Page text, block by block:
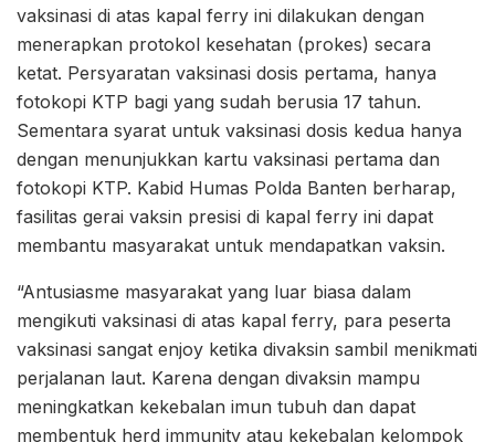
vaksinasi di atas kapal ferry ini dilakukan dengan
menerapkan protokol kesehatan (prokes) secara
ketat. Persyaratan vaksinasi dosis pertama, hanya
fotokopi KTP bagi yang sudah berusia 17 tahun.
Sementara syarat untuk vaksinasi dosis kedua hanya
dengan menunjukkan kartu vaksinasi pertama dan
fotokopi KTP. Kabid Humas Polda Banten berharap,
fasilitas gerai vaksin presisi di kapal ferry ini dapat
membantu masyarakat untuk mendapatkan vaksin.
“Antusiasme masyarakat yang luar biasa dalam
mengikuti vaksinasi di atas kapal ferry, para peserta
vaksinasi sangat enjoy ketika divaksin sambil menikmati
perjalanan laut. Karena dengan divaksin mampu
meningkatkan kekebalan imun tubuh dan dapat
membentuk herd immunity atau kekebalan kelompok